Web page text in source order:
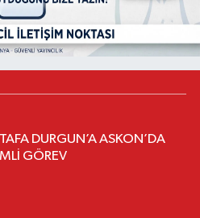
DURGUN’A ASKON’DA
GÖREV